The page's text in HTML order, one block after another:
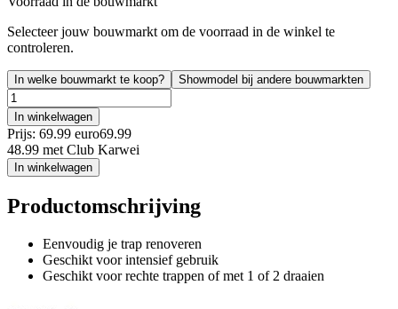
Selecteer jouw bouwmarkt om de voorraad in de winkel te
controleren.
In welke bouwmarkt te koop? Showmodel bij andere bouwmarkten
In winkelwagen
Prijs: 69.99 euro69.99
48.99 met Club Karwei
In winkelwagen
Productomschrijving
Eenvoudig je trap renoveren
Geschikt voor intensief gebruik
Geschikt voor rechte trappen of met 1 of 2 draaien